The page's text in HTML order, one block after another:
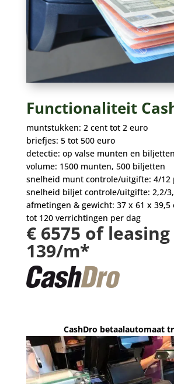
Functionaliteit
muntstukken: 2 cent tot 2 euro
briefjes: 5 tot 500 euro
detectie: op valse munten en biljetten
volume: 1500 munten, 500 biljetten
snelheid munt controle/uitgifte: 4/12
snelheid biljet controle/uitgifte: 2,2/
afmetingen & gewicht: 37 x 61 x
tot 120 verrichtingen per dag
€ 6575 of leasing
139/m*
CashDro betaalautomaat